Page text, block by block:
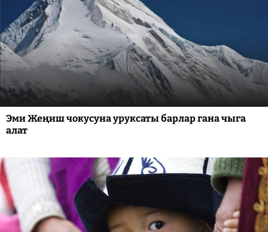
Эми Жеңиш чокусуна уруксаты барлар гана чыга
алат